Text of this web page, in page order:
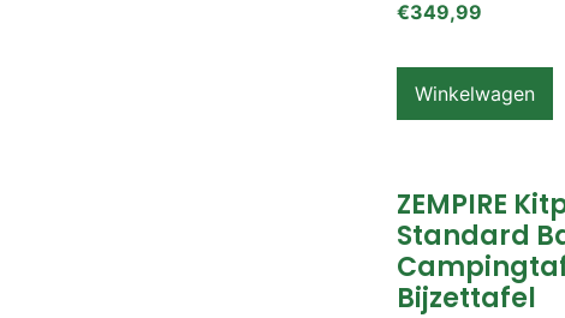
€349,99
Winkelwagen
ZEMPIRE
Standard
Bijzettafel